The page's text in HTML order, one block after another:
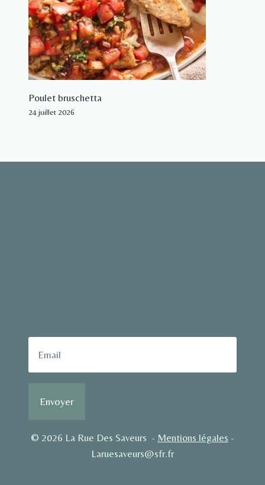
Poulet bruschetta
24 juillet 2026
© 2026 La Rue Des Saveurs - Mentions légales -
Laruesaveurs@sfr.fr
Envoyer